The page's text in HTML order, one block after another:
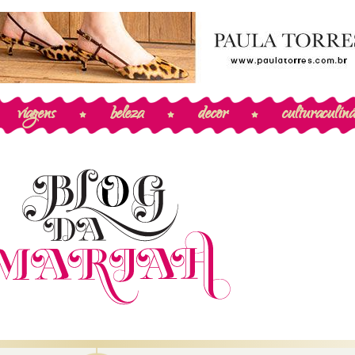
viagens beleza decor cultura